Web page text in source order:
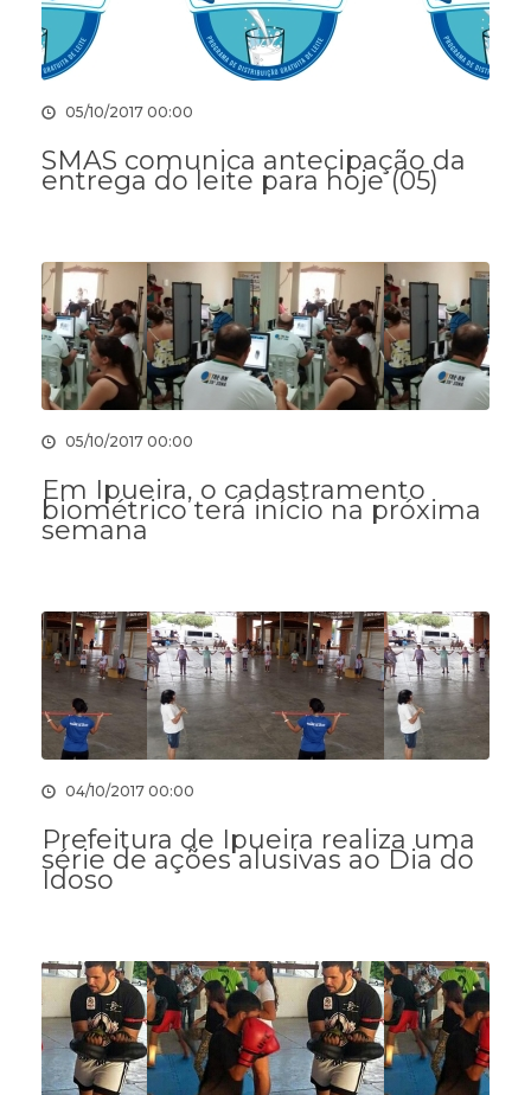
05/10/2017 00:00
SMAS comunica antecipação da
entrega do leite para hoje (05)
05/10/2017 00:00
Em Ipueira, o cadastramento
biométrico terá início na próxima
semana
04/10/2017 00:00
Prefeitura de Ipueira realiza uma
série de ações alusivas ao Dia do
Idoso